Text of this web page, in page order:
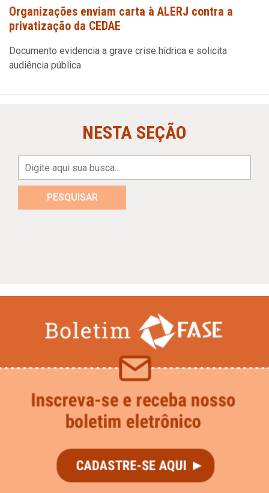
Organizações enviam carta à ALERJ contra a
privatização da CEDAE
Documento evidencia a grave crise hídrica e solicita
audiência pública
NESTA SEÇÃO
PESQUISAR